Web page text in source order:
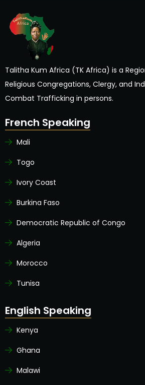
Talitha Kum Africa (TK Africa) is a
Religious Congregations, Clergy, and
Combat Trafficking in persons.
French Speaking
Mali
Togo
Ivory Coast
Burkina Faso
Democratic Republic of Congo
Algeria
Morocco
Tunisa
English Speaking
Kenya
Ghana
Malawi